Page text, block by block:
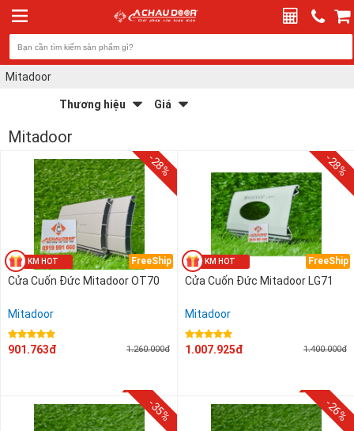
Mitadoor
Thương hiệu
Achaudoor
Mitadoor
SagoWin
Titadoor
Topal
TQ
Xingfa GuangDong
Xingfa Window
YH Đài Loan
Giá
200.000 đ - 400.000 đ
400.000 đ - 600.000 đ
600.000 đ - 800.000 đ
800.000 đ - 1.000.000 đ
1.000.000 đ - 1.200.000 đ
1.200.000 đ - 1.400.000 đ
1.400.000 đ - 1.600.000 đ
1.800.000 đ - 2.000.000 đ
2.000.000 đ - 2.200.000 đ
2.400.000 đ - 2.600.000 đ
2.600.000 đ - 2.800.000 đ
Mitadoor
FreeShip
-28%
Cửa Cuốn Đức Mitadoor OT70
Mitadoor
901.763đ 1.260.000đ
FreeShip
-28%
Cửa Cuốn Đức Mitadoor LG71
Mitadoor
1.007.925đ 1.400.000đ
-35% -26%